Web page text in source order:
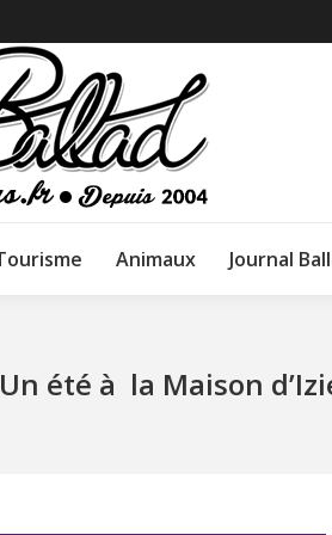
Animaux Journal
été à la Maison